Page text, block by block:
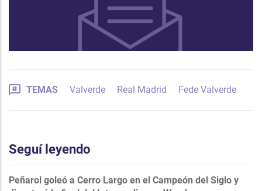
TEMAS Valverde Real Madrid Fede Valverde
Seguí leyendo
Peñarol goleó a Cerro Largo en el Campeón del Siglo y